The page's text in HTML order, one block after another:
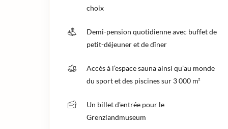
choix
Demi-pension quotidienne avec buffet de
petit-déjeuner et de dîner
Accès à l’espace sauna ainsi qu’au monde
du sport et des piscines sur 3 000 m²
Un billet d'entrée pour le
Grenzlandmuseum